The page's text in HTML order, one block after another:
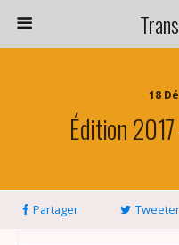
18
Édition
Partager Tweeter